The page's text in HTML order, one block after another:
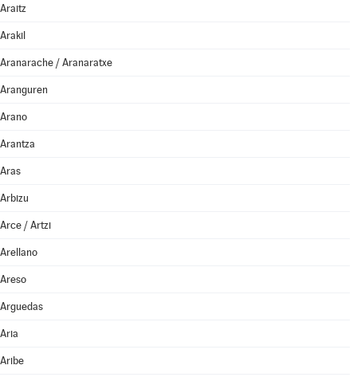
Araitz
Arakil
Aranarache / Aranaratxe
Aranguren
Arano
Arantza
Aras
Arbizu
Arce / Artzi
Arellano
Areso
Arguedas
Aria
Aribe